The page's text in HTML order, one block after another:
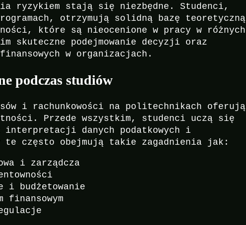
ryzykiem stają się niezbędne. Studenci,
otrzymują solidną bazę teoretyczną
które są nieocenione w pracy w różnych
skuteczne podejmowanie decyzji oraz
w organizacjach.
podczas studiów
i rachunkowości na politechnikach oferują
Przede wszystkim, studenci uczą się
danych podatkowych i
te często obejmują takie zagadnienia jak:
i zarządcza
i budżetowanie
finansowym